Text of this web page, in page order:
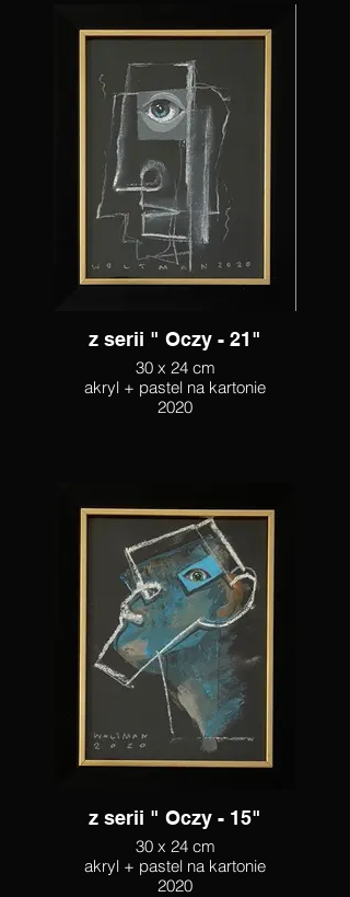
z serii " Oczy - 21"
30 x 24 cm
akryl + pastel na kartonie
2020
z serii " Oczy - 15"
30 x 24 cm
akryl + pastel na kartonie
2020